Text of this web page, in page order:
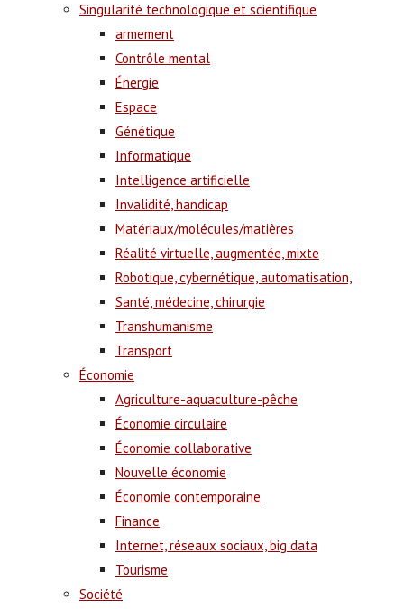
Singularité technologique et scientifique
armement
Contrôle mental
Énergie
Espace
Génétique
Informatique
Intelligence artificielle
Invalidité, handicap
Matériaux/molécules/matières
Réalité virtuelle, augmentée, mixte
Robotique, cybernétique, automatisation,
Santé, médecine, chirurgie
Transhumanisme
Transport
Économie
Agriculture-aquaculture-pêche
Économie circulaire
Économie collaborative
Nouvelle économie
Économie contemporaine
Finance
Internet, réseaux sociaux, big data
Tourisme
Société